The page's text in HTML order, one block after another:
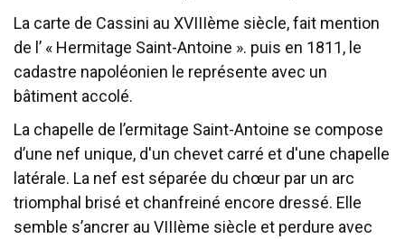
La carte de Cassini au XVIIIème siècle, fait mention
de l’ « Hermitage Saint-Antoine ». puis en 1811, le
cadastre napoléonien le représente avec un
bâtiment accolé.
La chapelle de l’ermitage Saint-Antoine se compose
d’une nef unique, d'un chevet carré et d'une chapelle
latérale. La nef est séparée du chœur par un arc
triomphal brisé et chanfreiné encore dressé. Elle
semble s’ancrer au VIIIème siècle et perdure avec